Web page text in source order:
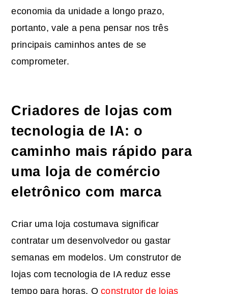
economia da unidade a longo prazo,
portanto, vale a pena pensar nos três
principais caminhos antes de se
comprometer.
Criadores de lojas com
tecnologia de IA: o
caminho mais rápido para
uma loja de comércio
eletrônico com marca
Criar uma loja costumava significar
contratar um desenvolvedor ou gastar
semanas em modelos. Um construtor de
lojas com tecnologia de IA reduz esse
tempo para horas. Oconstrutor de lojas